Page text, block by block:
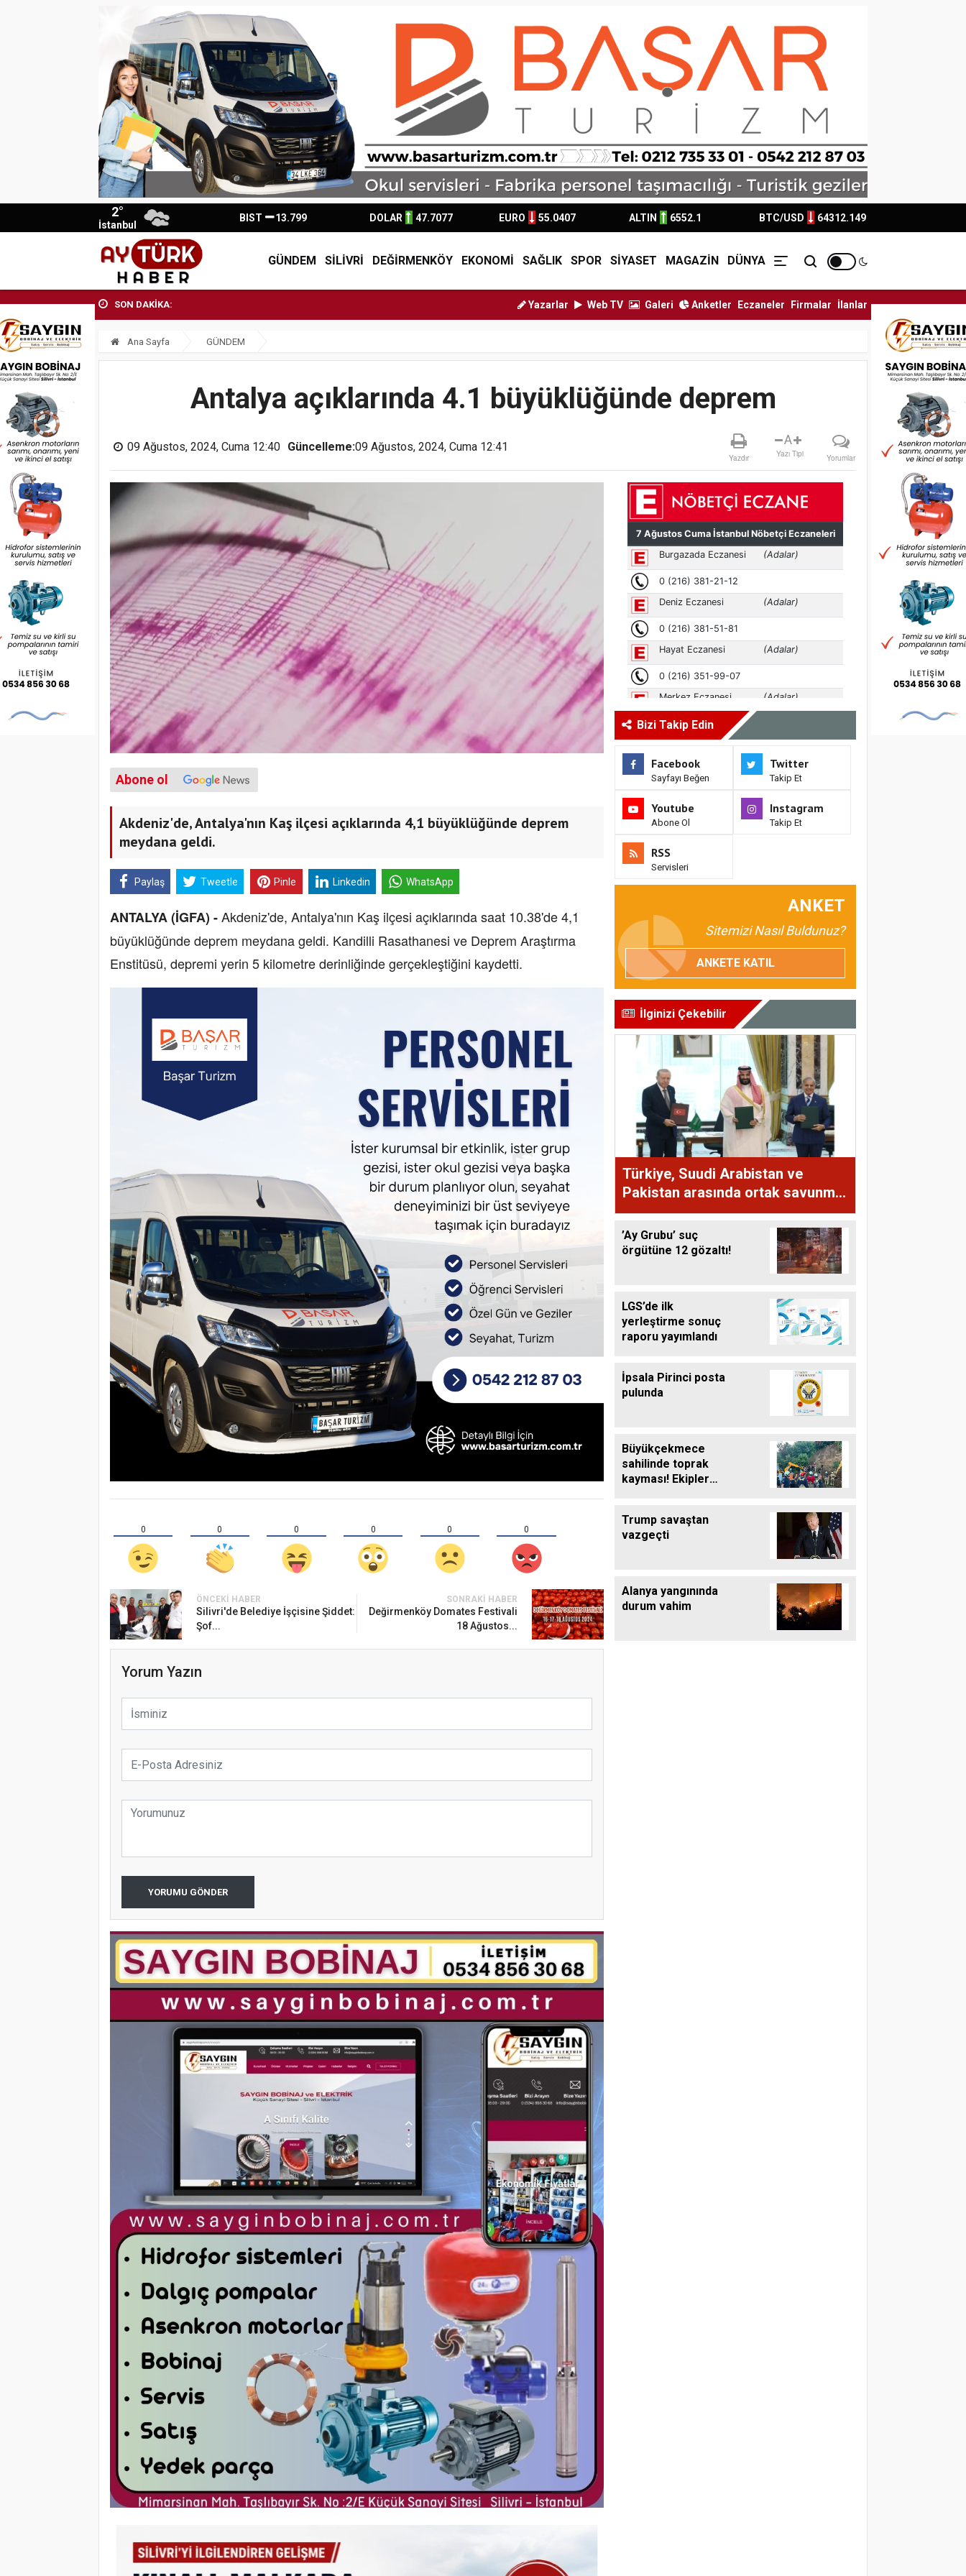
2°
İstanbul
BIST 13.799 DOLAR 47.7077 EURO 55.0407 ALTIN 6552.1 BTC/USD 64312.149
GÜNDEM SİLİVRİ DEĞİRMENKÖY EKONOMİ SAĞLIK SPOR SİYASET MAGAZİN DÜNYA
SON DAKİKA: Yazarlar Web TV Galeri Anketler Eczaneler Firmalar İlanlar
Ana Sayfa GÜNDEM
Antalya açıklarında 4.1 büyüklüğünde deprem
09 Ağustos, 2024, Cuma 12:40 Güncelleme:09 Ağustos, 2024, Cuma 12:41
Yazdır
A
Yazı Tipi Yorumlar
Abone ol
Akdeniz'de, Antalya'nın Kaş ilçesi açıklarında 4,1 büyüklüğünde deprem
meydana geldi.
Paylaş Tweetle Pinle Linkedin WhatsApp
ANTALYA (İGFA) -Akdeniz'de, Antalya'nın Kaş ilçesi açıklarında saat 10.38'de 4,1
büyüklüğünde deprem meydana geldi. Kandilli Rasathanesi ve Deprem Araştırma
Enstitüsü, depremi yerin 5 kilometre derinliğinde gerçekleştiğini kaydetti.
0 0 0 0 0 0
ÖNCEKI HABER
Silivri'de Belediye İşçisine Şiddet:
Şof...
SONRAKI HABER
Değirmenköy Domates Festivali
18 Ağustos...
Yorum Yazın
YORUMU GÖNDER
Bizi Takip Edin
Facebook
Sayfayı Beğen
Twitter
Takip Et
Youtube
Abone Ol
Instagram
Takip Et
RSS
Servisleri
ANKET
Sitemizi Nasıl Buldunuz?
ANKETE KATIL
İlginizi Çekebilir
Türkiye, Suudi Arabistan ve
Pakistan arasında ortak savunma
anlaşması imzalandı
’Ay Grubu’ suç
örgütüne 12 gözaltı!
LGS’de ilk
yerleştirme sonuç
raporu yayımlandı
İpsala Pirinci posta
pulunda
Büyükçekmece
sahilinde toprak
kayması! Ekipler
Trump savaştan
vazgeçti
Alanya yangınında
durum vahim